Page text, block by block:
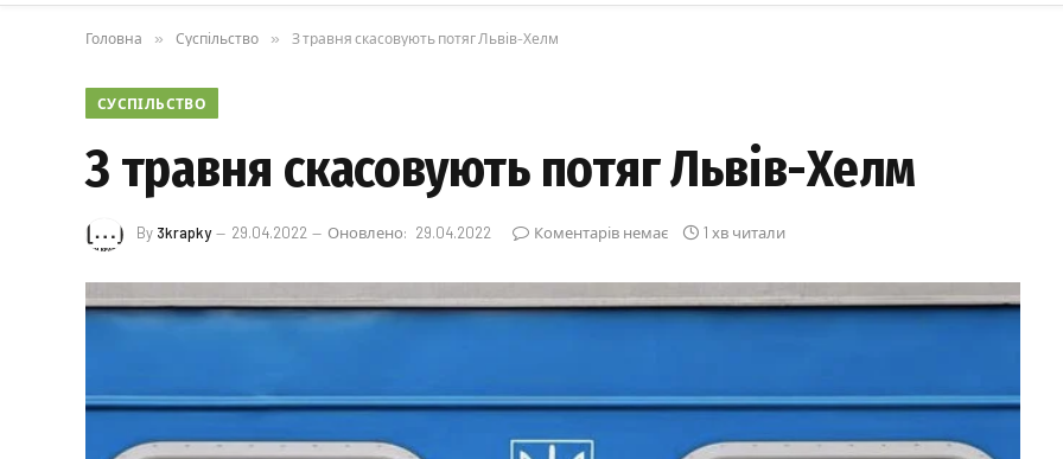
Головна » Суспільство » З травня скасовують потяг Львів-Хелм
СУСПІЛЬСТВО
З травня скасовують потяг Львів-Хелм
By 3krapky 29.04.2022 Оновлено: 29.04.2022 Коментарів немає 1 хв читали